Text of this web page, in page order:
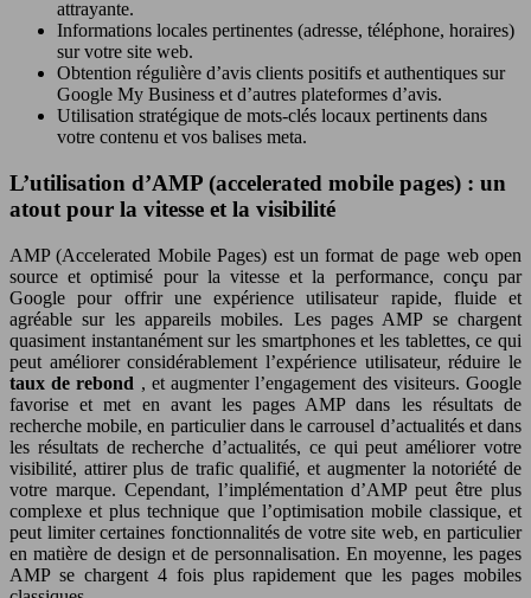
attrayante.
Informations locales pertinentes (adresse, téléphone, horaires)
sur votre site web.
Obtention régulière d’avis clients positifs et authentiques sur
Google My Business et d’autres plateformes d’avis.
Utilisation stratégique de mots-clés locaux pertinents dans
votre contenu et vos balises meta.
L’utilisation d’AMP (accelerated mobile pages) : un
atout pour la vitesse et la visibilité
AMP (Accelerated Mobile Pages) est un format de page web open
source et optimisé pour la vitesse et la performance, conçu par
Google pour offrir une expérience utilisateur rapide, fluide et
agréable sur les appareils mobiles. Les pages AMP se chargent
quasiment instantanément sur les smartphones et les tablettes, ce qui
peut améliorer considérablement l’expérience utilisateur, réduire le
taux de rebond , et augmenter l’engagement des visiteurs. Google
favorise et met en avant les pages AMP dans les résultats de
recherche mobile, en particulier dans le carrousel d’actualités et dans
les résultats de recherche d’actualités, ce qui peut améliorer votre
visibilité, attirer plus de trafic qualifié, et augmenter la notoriété de
votre marque. Cependant, l’implémentation d’AMP peut être plus
complexe et plus technique que l’optimisation mobile classique, et
peut limiter certaines fonctionnalités de votre site web, en particulier
en matière de design et de personnalisation. En moyenne, les pages
AMP se chargent 4 fois plus rapidement que les pages mobiles